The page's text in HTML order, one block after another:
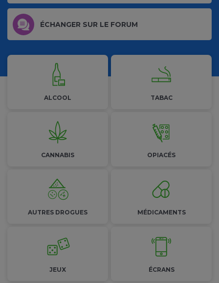
ÉCHANGER SUR LE FORUM
Les addictions
ALCOOL TABAC
CANNABIS OPIACÉS
AUTRES DROGUES MÉDICAMENTS
JEUX ÉCRANS